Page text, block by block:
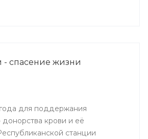
заготовки крови донором мог
- спасение жизни
года для поддержания
донорства крови и её
станции